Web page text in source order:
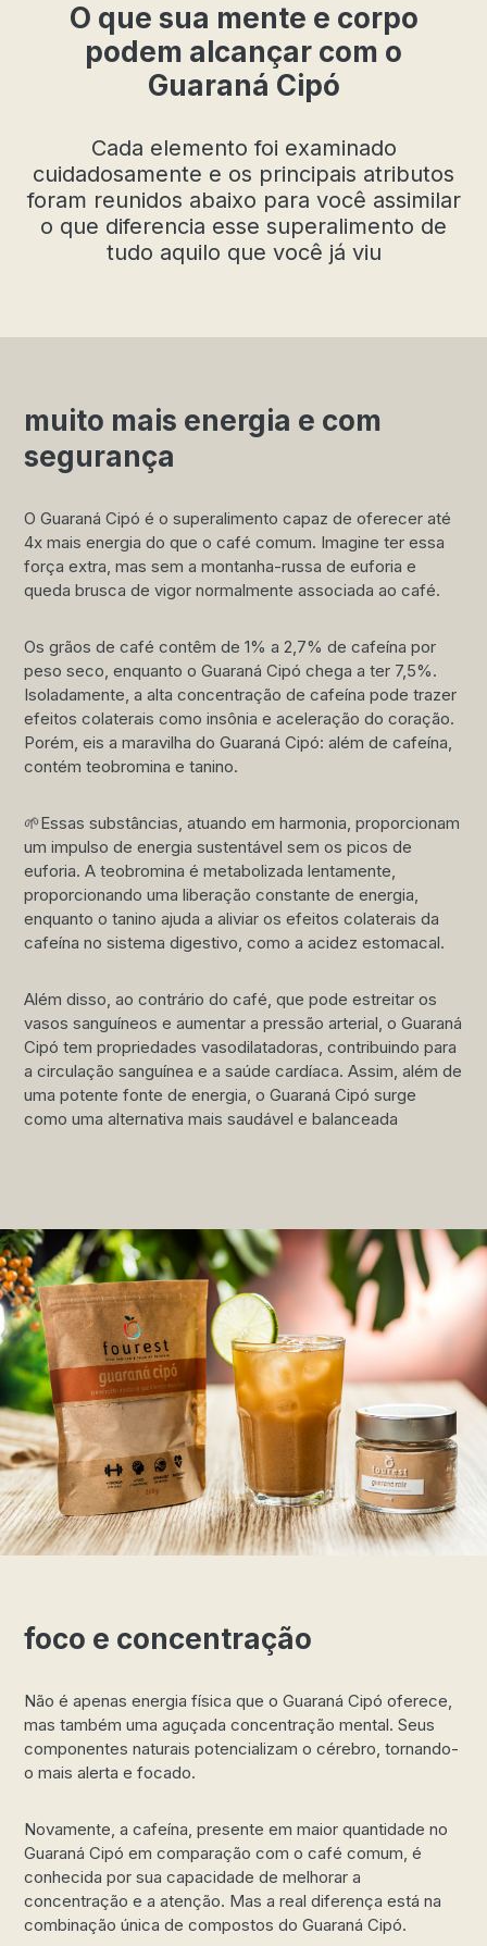
O que sua mente e corpo
podem alcançar com o
Guaraná Cipó
Cada elemento foi examinado
cuidadosamente e os principais atributos
foram reunidos abaixo para você assimilar
o que diferencia esse superalimento de
tudo aquilo que você já viu
muito mais energia e com
segurança
O Guaraná Cipó é o superalimento capaz de oferecer até
4x mais energia do que o café comum. Imagine ter essa
força extra, mas sem a montanha-russa de euforia e
queda brusca de vigor normalmente associada ao café.
Os grãos de café contêm de 1% a 2,7% de cafeína por
peso seco, enquanto o Guaraná Cipó chega a ter 7,5%.
Isoladamente, a alta concentração de cafeína pode trazer
efeitos colaterais como insônia e aceleração do coração.
Porém, eis a maravilha do Guaraná Cipó: além de cafeína,
contém teobromina e tanino.
🌱Essas substâncias, atuando em harmonia, proporcionam
um impulso de energia sustentável sem os picos de
euforia. A teobromina é metabolizada lentamente,
proporcionando uma liberação constante de energia,
enquanto o tanino ajuda a aliviar os efeitos colaterais da
cafeína no sistema digestivo, como a acidez estomacal.
Além disso, ao contrário do café, que pode estreitar os
vasos sanguíneos e aumentar a pressão arterial, o Guaraná
Cipó tem propriedades vasodilatadoras, contribuindo para
a circulação sanguínea e a saúde cardíaca. Assim, além de
uma potente fonte de energia, o Guaraná Cipó surge
como uma alternativa mais saudável e balanceada
foco e concentração
Não é apenas energia física que o Guaraná Cipó oferece,
mas também uma aguçada concentração mental. Seus
componentes naturais potencializam o cérebro, tornando-
o mais alerta e focado.
Novamente, a cafeína, presente em maior quantidade no
Guaraná Cipó em comparação com o café comum, é
conhecida por sua capacidade de melhorar a
concentração e a atenção. Mas a real diferença está na
combinação única de compostos do Guaraná Cipó.